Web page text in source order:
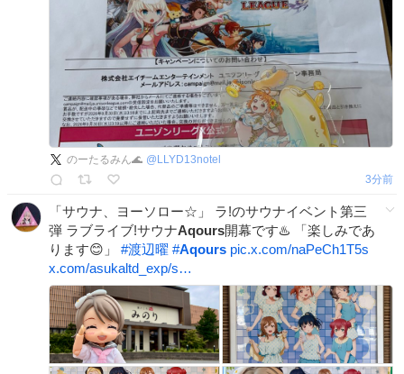
のーたるみん🌊 @ LLYD13notel
3分前
「サウナ、ヨーソロー☆」 ラ!のサウナイベント第三
弾 ラブライブ!サウナAqours開幕です♨️ 「楽しみであ
ります😊」 #渡辺曜 #Aqours pic.x.com/naPeCh1T5s
x.com/asukaltd_exp/s…